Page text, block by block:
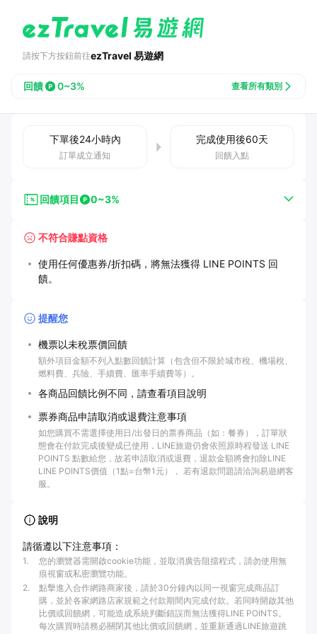
請按下方按鈕前往ezTravel 易遊網
回饋 0~3% 查看所有類別
下單後24小時內
訂單成立通知
完成使用後60天
回饋入點
回饋項目 0~3%
不符合賺點資格
使用任何優惠券/折扣碼，將無法獲得 LINE POINTS 回
饋。
提醒您
機票以未稅票價回饋
額外項目金額不列入點數回饋計算（包含但不限於城市稅、機場稅、
燃料費、兵險、手續費、匯率手續費等）。
各商品回饋比例不同，請查看項目說明
票券商品申請取消或退費注意事項
如您購買不需選擇使用日/出發日的票券商品（如：餐券），訂單狀
態會在付款完成後變成已使用，LINE旅遊仍會依照原時程發送 LINE
POINTS 點數給您，故若申請取消或退費，退款金額將會扣除LINE
LINE POINTS價值（1點=台幣1元）， 若有退款問題請洽詢易遊網客
服。
說明
請循遵以下注意事項：
1.
您的瀏覽器需開啟cookie功能，並取消廣告阻擋程式，請勿使用無
痕視窗或私密瀏覽功能。
2.
點擊進入合作網路商家後，請於30分鐘內以同一視窗完成商品訂
購，並於各家網路店家規範之付款期間內完成付款。若同時開啟其他
比價或回饋網，可能造成系統判斷錯誤而無法獲得LINE POINTS。
每次購買時請務必關閉其他比價或回饋網，並重新通過LINE旅遊跳